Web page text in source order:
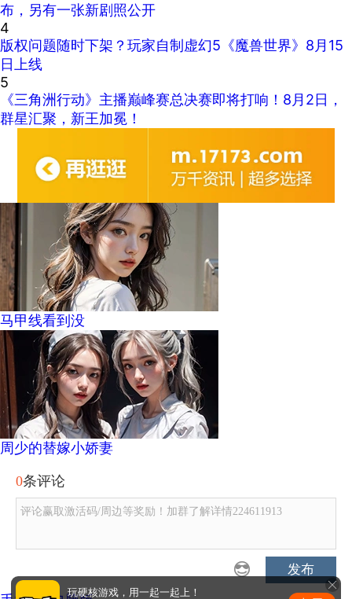
布，另有一张新剧照公开
4
版权问题随时下架？玩家自制虚幻5《魔兽世界》8月15
日上线
5
《三角洲行动》主播巅峰赛总决赛即将打响！8月2日，
群星汇聚，新王加冕！
马甲线看到没
周少的替嫁小娇妻
0条评论
评论赢取激活码/周边等奖励！加群了解详情224611913
发布
玩硬核游戏，用一起一起上！